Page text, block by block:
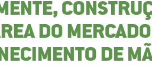
DO
DE